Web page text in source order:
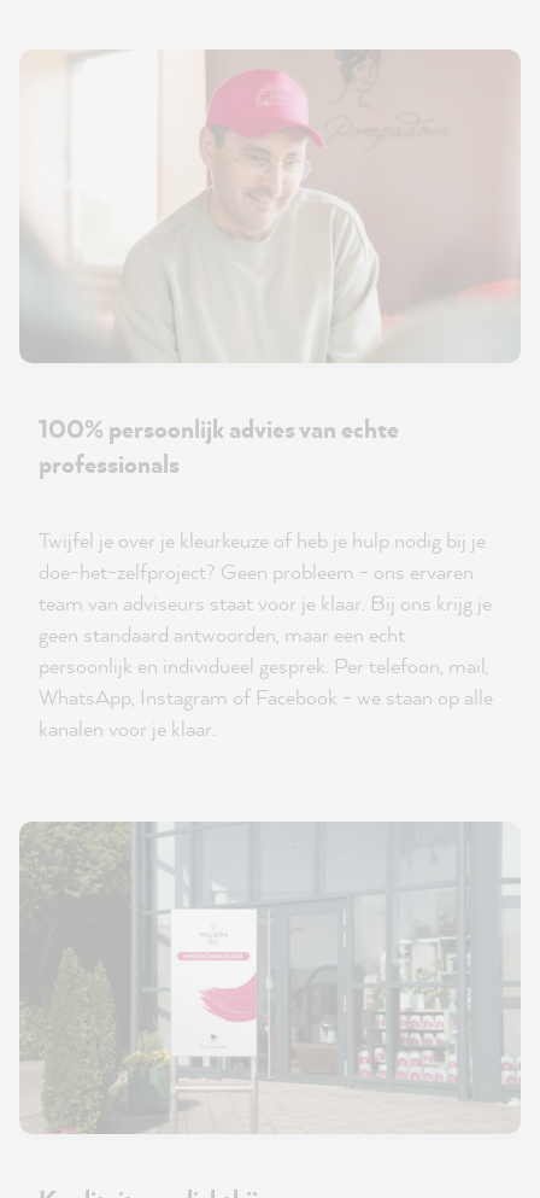
100% persoonlijk advies van echte
professionals
Twijfel je over je kleurkeuze of heb je hulp nodig bij je
doe-het-zelfproject? Geen probleem - ons ervaren
team van adviseurs staat voor je klaar. Bij ons krijg je
geen standaard antwoorden, maar een echt
persoonlijk en individueel gesprek. Per telefoon, mail,
WhatsApp, Instagram of Facebook - we staan op alle
kanalen voor je klaar.